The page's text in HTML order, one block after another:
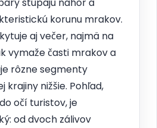
korunu mrakov.
aj večer, najmä na
vymaže časti mrakov a
rôzne segmenty
krajiny nižšie. Pohľad,
očí turistov, je
od dvoch zálivov